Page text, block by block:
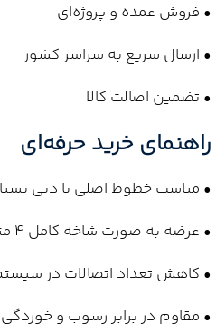
• فروش عمده و پروژه‌ای
• ارسال سریع به سراسر کشور
• تضمین اصالت کالا
راهنمای خرید حرفه‌ای
• مناسب خطوط اصلی با دبی بسیار
• عرضه به صورت شاخه کامل 4 متری
• کاهش تعداد اتصالات در
• مقاوم در برابر رسوب و خوردگی